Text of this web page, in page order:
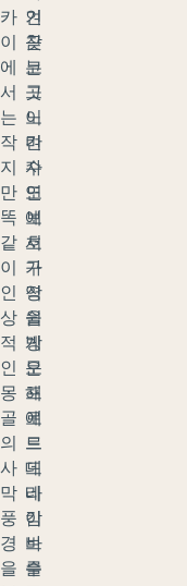
카
이
에
서
는
작
지
만
똑
같
이
인
상
적
인
몽
골
의
사
막
풍
경
을
인
근
코
그
노
칸
자
연
보
호
구
역
을
방
문
해
에
르
데
네
캄
바
수
겨
찾
는
곳
이
며
수
도
에
서
가
장
쉽
게
오
프
로
드
드
라
이
브
를